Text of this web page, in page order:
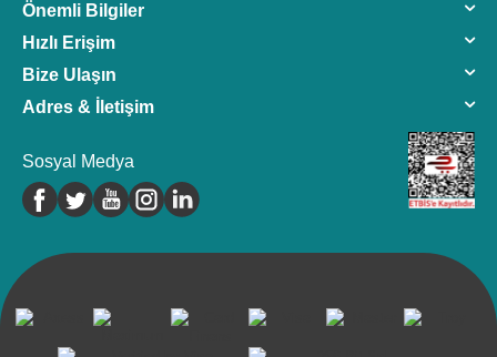
Önemli Bilgiler
Hızlı Erişim
Bize Ulaşın
Adres & İletişim
Sosyal Medya